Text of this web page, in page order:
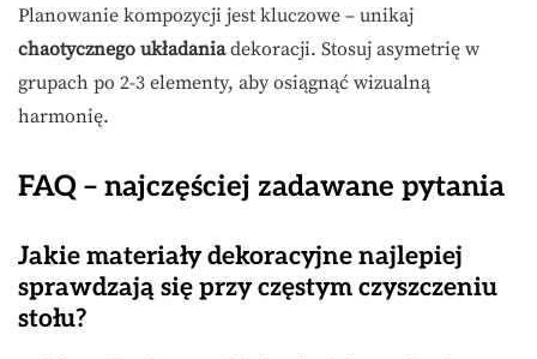
Planowanie kompozycji jest kluczowe – unikaj
chaotycznego układaniadekoracji. Stosuj asymetrię w
grupach po 2-3 elementy, aby osiągnąć wizualną
harmonię.
FAQ – najczęściej zadawane pytania
Jakie materiały dekoracyjne najlepiej
sprawdzają się przy częstym czyszczeniu
stołu?